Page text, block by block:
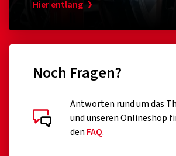
Hier entlang
Noch Fragen?
Antworten rund um das
und unseren Onlineshop
den FAQ.